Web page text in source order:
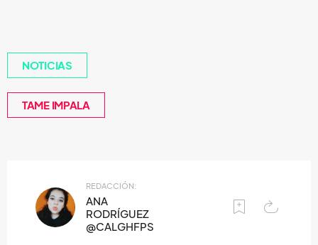
NOTICIAS
TAME IMPALA
REDACCIÓN:
ANA
RODRÍGUEZ
@CALGHFPS